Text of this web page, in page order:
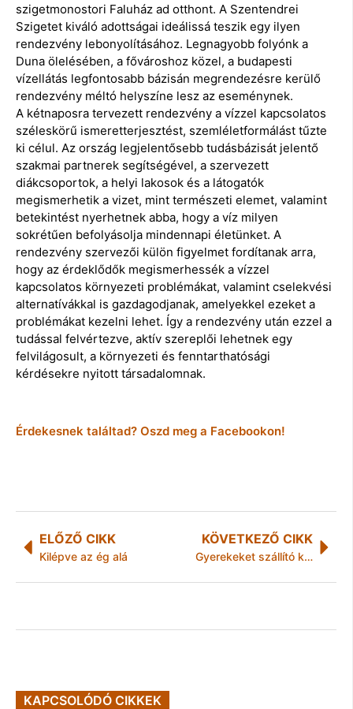
szigetmonostori Faluház ad otthont. A Szentendrei
Szigetet kiváló adottságai ideálissá teszik egy ilyen
rendezvény lebonyolításához. Legnagyobb folyónk a
Duna ölelésében, a fővároshoz közel, a budapesti
vízellátás legfontosabb bázisán megrendezésre kerülő
rendezvény méltó helyszíne lesz az eseménynek.
A kétnaposra tervezett rendezvény a vízzel kapcsolatos
széleskörű ismeretterjesztést, szemléletformálást tűzte
ki célul. Az ország legjelentősebb tudásbázisát jelentő
szakmai partnerek segítségével, a szervezett
diákcsoportok, a helyi lakosok és a látogatók
megismerhetik a vizet, mint természeti elemet, valamint
betekintést nyerhetnek abba, hogy a víz milyen
sokrétűen befolyásolja mindennapi életünket. A
rendezvény szervezői külön figyelmet fordítanak arra,
hogy az érdeklődők megismerhessék a vízzel
kapcsolatos környezeti problémákat, valamint cselekvési
alternatívákkal is gazdagodjanak, amelyekkel ezeket a
problémákat kezelni lehet. Így a rendezvény után ezzel a
tudással felvértezve, aktív szereplői lehetnek egy
felvilágosult, a környezeti és fenntarthatósági
kérdésekre nyitott társadalomnak.
Érdekesnek találtad? Oszd meg a Facebookon!
ELŐZŐ CIKK
Kilépve az ég alá
KÖVETKEZŐ CIKK
Gyerekeket szállító kisbusz karambolozott Gibártnál
KAPCSOLÓDÓ CIKKEK